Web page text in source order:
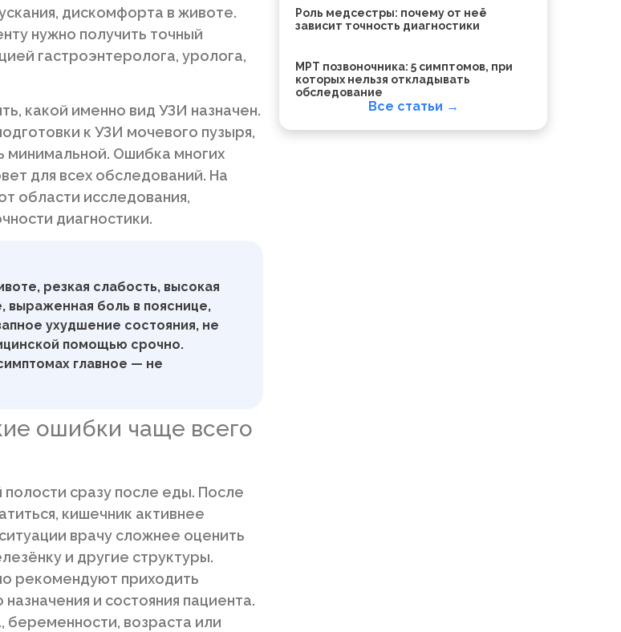
дискомфорта в животе.
нужно получить точный
гастроэнтеролога, уролога,
какой именно вид УЗИ назначен.
к УЗИ мочевого пузыря,
Ошибка многих
для всех обследований. На
области исследования,
диагностики.
резкая слабость, высокая
выраженная боль в пояснице,
ухудшение состояния, не
помощью срочно.
главное — не
ошибки чаще всего
сразу после еды. После
кишечник активнее
врачу сложнее оценить
и другие структуры.
рекомендуют приходить
и состояния пациента.
беременности, возраста или
Роль медсестры: почему от неё
зависит точность диагностики
МРТ позвоночника: 5 симптомов, при
которых нельзя откладывать
обследование
Все статьи →